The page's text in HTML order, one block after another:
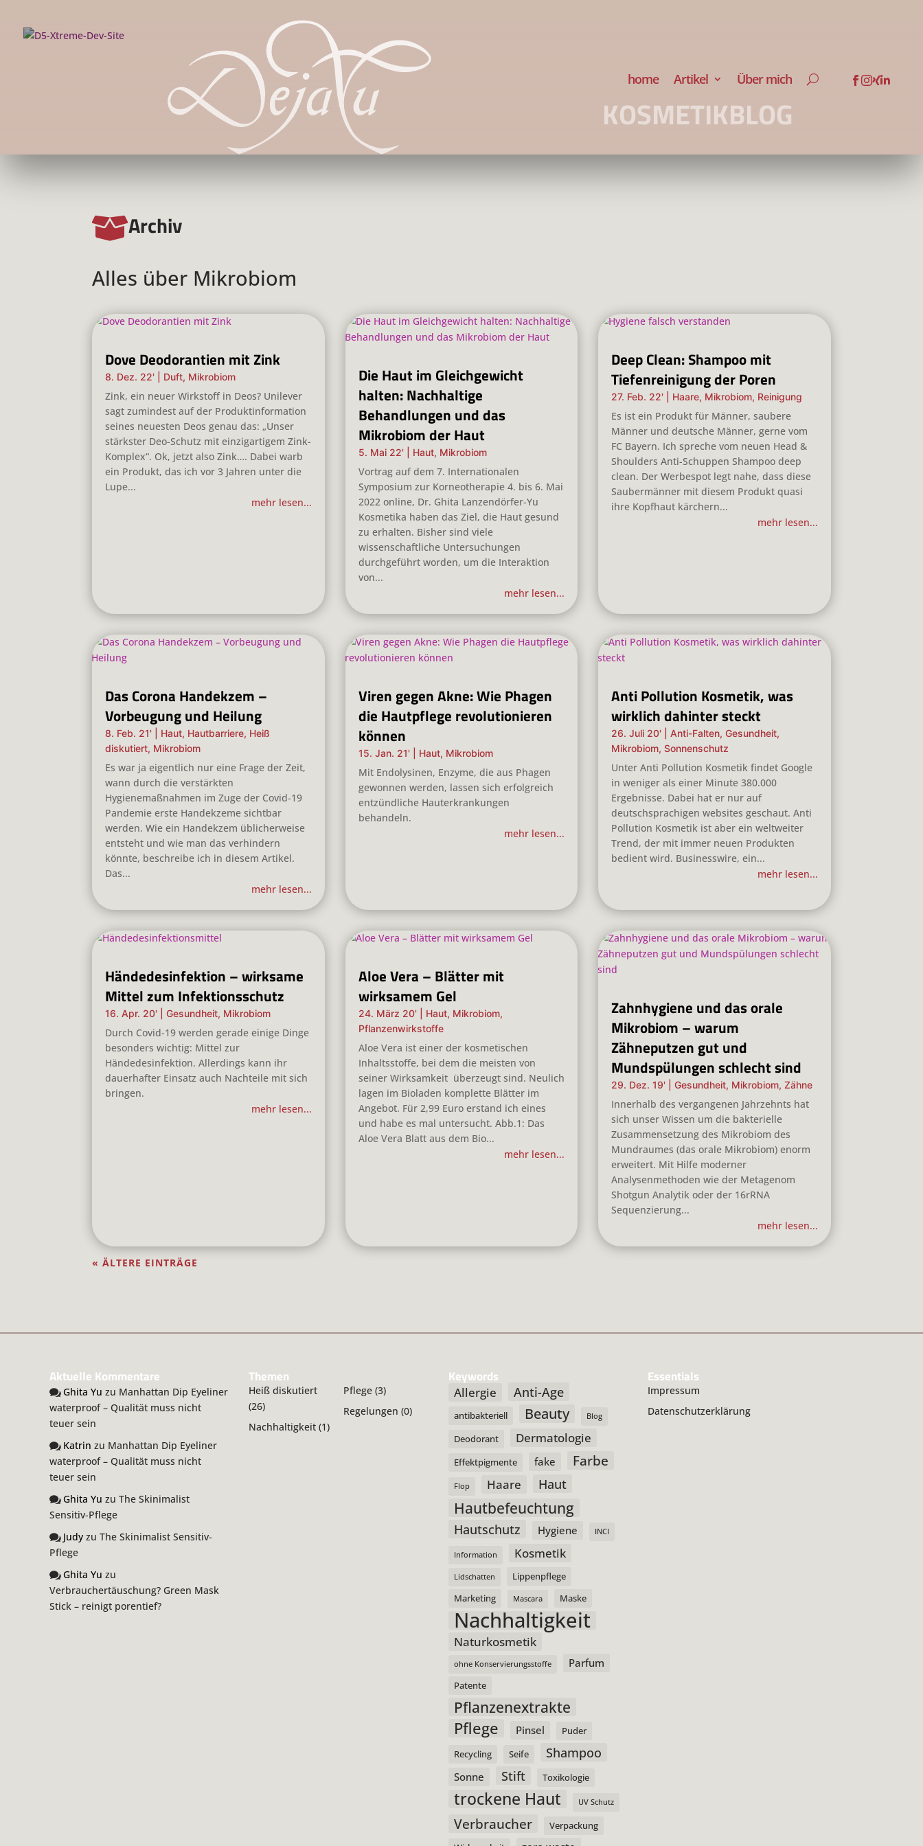
home Artikel Über mich
KOSMETIKBLOG

Archiv
Alles über Mikrobiom
Dove Deodorantien mit Zink
8. Dez. 22' Duft, Mikrobiom
Zink, ein neuer Wirkstoff in Deos? Unilever
sagt zumindest auf der Produktinformation
seines neuesten Deos genau das: „Unser
stärkster Deo-Schutz mit einzigartigem Zink-
Komplex“. Ok, jetzt also Zink…. Dabei warb
ein Produkt, das ich vor 3 Jahren unter die
Lupe...
mehr lesen...
Die Haut im Gleichgewicht
halten: Nachhaltige
Behandlungen und das
Mikrobiom der Haut
5. Mai 22' Haut, Mikrobiom
Vortrag auf dem 7. Internationalen
Symposium zur Korneotherapie 4. bis 6. Mai
2022 online, Dr. Ghita Lanzendörfer-Yu
Kosmetika haben das Ziel, die Haut gesund
zu erhalten. Bisher sind viele
wissenschaftliche Untersuchungen
durchgeführt worden, um die Interaktion
von...
mehr lesen...
Deep Clean: Shampoo mit
Tiefenreinigung der Poren
27. Feb. 22' Haare, Mikrobiom, Reinigung
Es ist ein Produkt für Männer, saubere
Männer und deutsche Männer, gerne vom
FC Bayern. Ich spreche vom neuen Head &
Shoulders Anti-Schuppen Shampoo deep
clean. Der Werbespot legt nahe, dass diese
Saubermänner mit diesem Produkt quasi
ihre Kopfhaut kärchern...
mehr lesen...
Das Corona Handekzem –
Vorbeugung und Heilung
8. Feb. 21' Haut, Hautbarriere, Heiß
diskutiert, Mikrobiom
Es war ja eigentlich nur eine Frage der Zeit,
wann durch die verstärkten
Hygienemaßnahmen im Zuge der Covid-19
Pandemie erste Handekzeme sichtbar
werden. Wie ein Handekzem üblicherweise
entsteht und wie man das verhindern
könnte, beschreibe ich in diesem Artikel.
Das...
mehr lesen...
Viren gegen Akne: Wie Phagen
die Hautpflege revolutionieren
können
15. Jan. 21' Haut, Mikrobiom
Mit Endolysinen, Enzyme, die aus Phagen
gewonnen werden, lassen sich erfolgreich
entzündliche Hauterkrankungen
behandeln.
mehr lesen...
Anti Pollution Kosmetik, was
wirklich dahinter steckt
26. Juli 20' Anti-Falten,Gesundheit,
Mikrobiom,Sonnenschutz
Unter Anti Pollution Kosmetik findet Google
in weniger als einer Minute 380.000
Ergebnisse. Dabei hat er nur auf
deutschsprachigen websites geschaut. Anti
Pollution Kosmetik ist aber ein weltweiter
Trend, der mit immer neuen Produkten
bedient wird. Businesswire, ein...
mehr lesen...
Händedesinfektion – wirksame
Mittel zum Infektionsschutz
16. Apr. 20' |Gesundheit, Mikrobiom
Durch Covid-19 werden gerade einige Dinge
besonders wichtig: Mittel zur
Händedesinfektion. Allerdings kann ihr
dauerhafter Einsatz auch Nachteile mit sich
bringen.
mehr lesen...
Aloe Vera – Blätter mit
wirksamem Gel
24. März 20' Haut, Mikrobiom,
Pflanzenwirkstoffe
Aloe Vera ist einer der kosmetischen
Inhaltsstoffe, bei dem die meisten von
seiner Wirksamkeit überzeugt sind. Neulich
lagen im Bioladen komplette Blätter im
Angebot. Für 2,99 Euro erstand ich eines
und habe es mal untersucht. Abb.1: Das
Aloe Vera Blatt aus dem Bio...
mehr lesen...
Zahnhygiene und das orale
Mikrobiom – warum
Zähneputzen gut und
Mundspülungen schlecht sind
29. Dez. 19' |Gesundheit, Mikrobiom,Zähne
Innerhalb des vergangenen Jahrzehnts hat
sich unser Wissen um die bakterielle
Zusammensetzung des Mikrobiom des
Mundraumes (das orale Mikrobiom) enorm
erweitert. Mit Hilfe moderner
Analysenmethoden wie der Metagenom
Shotgun Analytik oder der 16rRNA
Sequenzierung...
mehr lesen...
« ÄLTERE EINTRÄGE
Aktuelle Kommentare
Ghita Yu zu Manhattan Dip Eyeliner
waterproof – Qualität muss nicht
teuer sein
Katrin zu Manhattan Dip Eyeliner
waterproof – Qualität muss nicht
teuer sein
Ghita Yu zuThe Skinimalist
Sensitiv-Pflege
Judy zuThe Skinimalist Sensitiv-
Pflege
Ghita Yu zu
Verbrauchertäuschung? Green Mask
Stick – reinigt porentief?
Themen
Heiß diskutiert
(26)
Nachhaltigkeit (1)
Pflege(3)
Regelungen (0)
Keywords
Allergie Anti-Age
antibakteriell Beauty Blog
Deodorant Dermatologie
Effektpigmente fake Farbe
Flop Haare Haut
Hautbefeuchtung
Hautschutz Hygiene INCI
Information Kosmetik
Lidschatten
Lippenpflege
Marketing
Mascara Maske
Nachhaltigkeit
Naturkosmetik
ohne Konservierungsstoffe Parfum
Patente
Pflanzenextrakte
Pflege Pinsel
Puder
Recycling
Seife Shampoo
Sonne Stift Toxikologie
trockene Haut UV Schutz
Verbraucher
Verpackung
Essentials
Impressum
Datenschutzerklärung